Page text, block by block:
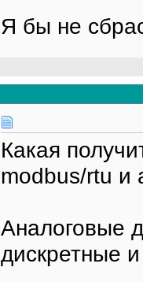
Я бы не
Какая
modbus/rtu и
Аналоговые
дискретные